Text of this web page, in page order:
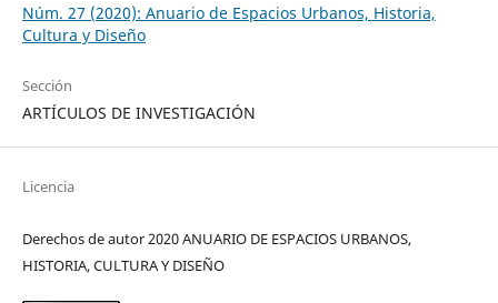
Núm. 27 (2020): Anuario de Espacios Urbanos, Historia,
Cultura y Diseño
Sección
ARTÍCULOS DE INVESTIGACIÓN
Licencia
Derechos de autor 2020 ANUARIO DE ESPACIOS URBANOS,
HISTORIA, CULTURA Y DISEÑO